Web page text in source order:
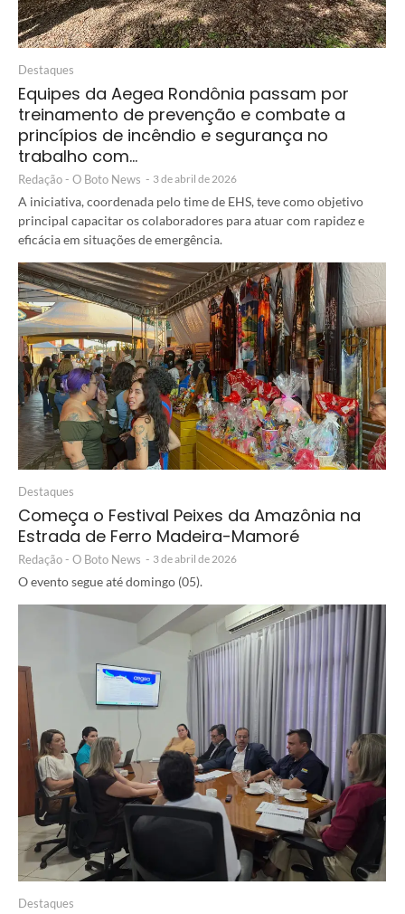
Destaques
Equipes da Aegea Rondônia passam por
treinamento de prevenção e combate a
princípios de incêndio e segurança no
trabalho com…
Redação - O Boto News - 3 de abril de 2026
A iniciativa, coordenada pelo time de EHS, teve como objetivo
principal capacitar os colaboradores para atuar com rapidez e
eficácia em situações de emergência.
Destaques
Começa o Festival Peixes da Amazônia na
Estrada de Ferro Madeira-Mamoré
Redação - O Boto News - 3 de abril de 2026
O evento segue até domingo (05).
Destaques